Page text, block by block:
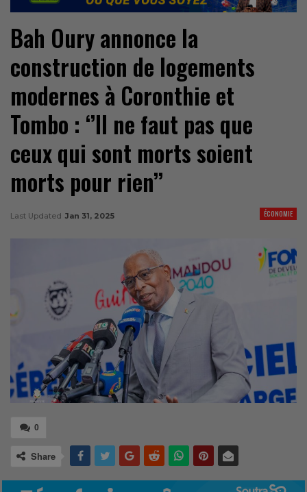
Bah Oury annonce la
construction de logements
modernes à Coronthie et
Tombo : ‘’Il ne faut pas que
ceux qui sont morts soient
morts pour rien’’
ÉCONOMIE
Last Updated Jan 31, 2025
0
Share